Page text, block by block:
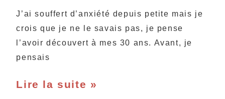
J’ai souffert d’anxiété depuis petite mais je
crois que je ne le savais pas, je pense
l’avoir découvert à mes 30 ans. Avant, je
pensais
Lire la suite »